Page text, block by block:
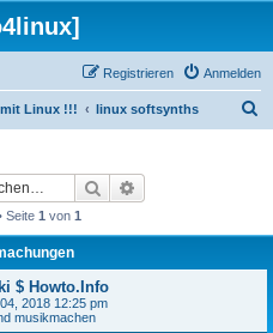
Anmelden
Registrieren
Linux !!! linux softsynths
Suche
Seite 1 von 1
$ Howto.Info
2018 12:25 pm
musikmachen